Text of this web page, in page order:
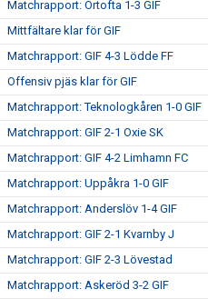
Matchrapport: Örtofta 1-3 GIF
Mittfältare klar för GIF
Matchrapport: GIF 4-3 Lödde FF
Offensiv pjäs klar för GIF
Matchrapport: Teknologkåren 1-0 GIF
Matchrapport: GIF 2-1 Oxie SK
Matchrapport: GIF 4-2 Limhamn FC
Matchrapport: Uppåkra 1-0 GIF
Matchrapport: Anderslöv 1-4 GIF
Matchrapport: GIF 2-1 Kvarnby J
Matchrapport: GIF 2-3 Lövestad
Matchrapport: Askeröd 3-2 GIF